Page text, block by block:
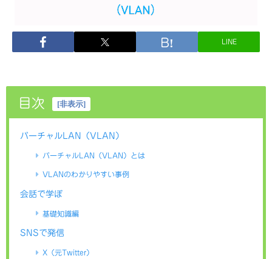
LINE
目次 [非表示]
バーチャルLAN（VLAN）
バーチャルLAN（VLAN）とは
VLANのわかりやすい事例
会話で学ぼ
基礎知識編
SNSで発信
X（元Twitter）